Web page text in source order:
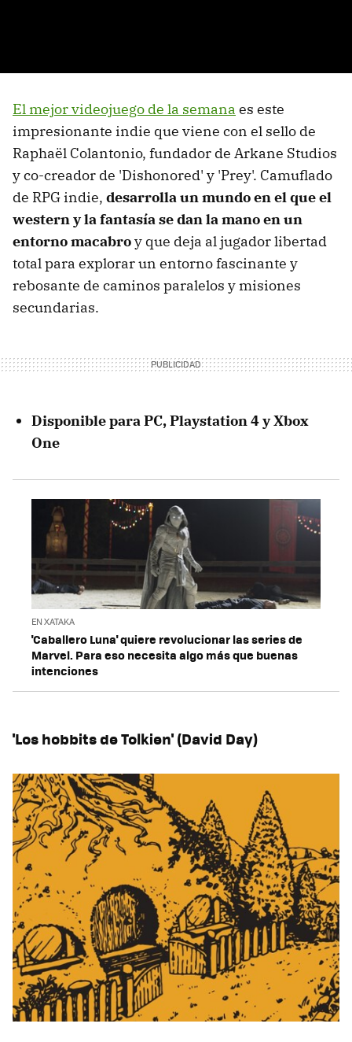
El mejor videojuego de la semana es este
impresionante indie que viene con el sello de
Raphaël Colantonio, fundador de Arkane Studios
y co-creador de 'Dishonored' y 'Prey'. Camuflado
de RPG indie, desarrolla un mundo en el que el
western y la fantasía se dan la mano en un
entorno macabroy que deja al jugador libertad
total para explorar un entorno fascinante y
rebosante de caminos paralelos y misiones
secundarias.
Disponible para PC, Playstation 4 y Xbox
One
EN XATAKA
'Caballero Luna' quiere revolucionar las series de
Marvel. Para eso necesita algo más que buenas
intenciones
'Los hobbits de Tolkien' (David Day)